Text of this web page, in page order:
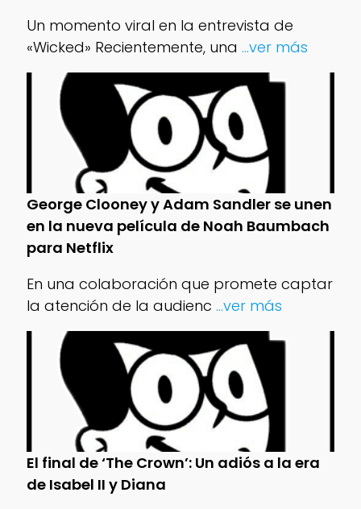
Un momento viral en la entrevista de
«Wicked» Recientemente, una ...ver más
George Clooney y Adam Sandler se unen
en la nueva película de Noah Baumbach
para Netflix
En una colaboración que promete captar
la atención de la audienc ...ver más
El final de ‘The Crown’: Un adiós a la era
de Isabel II y Diana